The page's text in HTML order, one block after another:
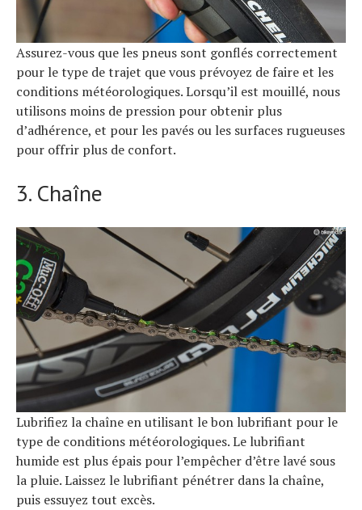
Assurez-vous que les pneus sont gonflés correctement
pour le type de trajet que vous prévoyez de faire et les
conditions météorologiques. Lorsqu’il est mouillé, nous
utilisons moins de pression pour obtenir plus
d’adhérence, et pour les pavés ou les surfaces rugueuses
pour offrir plus de confort.
3. Chaîne
Lubrifiez la chaîne en utilisant le bon lubrifiant pour le
type de conditions météorologiques. Le lubrifiant
humide est plus épais pour l’empêcher d’être lavé sous
la pluie. Laissez le lubrifiant pénétrer dans la chaîne,
puis essuyez tout excès.